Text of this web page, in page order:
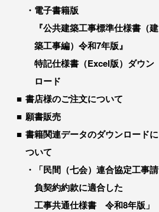
電子書籍版
『公共建築工事標準仕様書（建
築工事編）令和7年版』
特記仕様書（Excel版）ダウン
ロード
書店様のご注文について
願書販売
書籍関連データのダウンロードに
ついて
「民間（七会）連合協定工事請
負契約約款に適合した
工事共通仕様書 令和8年版」